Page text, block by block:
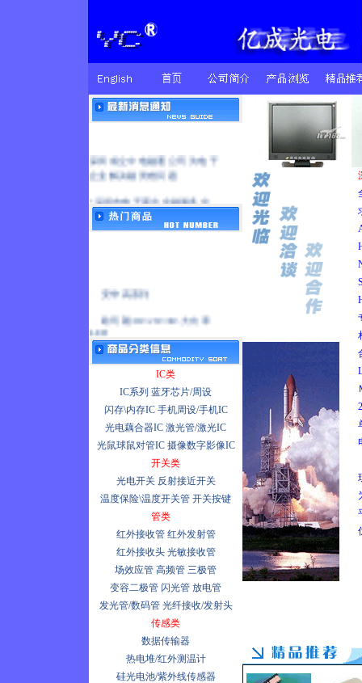
深圳成立中电融通公司 为电子
企业解决融资难问题
“深圳市电子商会金融服务中
心”正式成立
环境光传感器_光电探测器_光学
应元件
亿成电子推出激光测距仪上的激
光系列
405nm紫光激光二极管激光器/蓝
紫光激光笔
亿成电子供应耳温计/耳温枪/体
温计/体温枪/传感器
亿成电子供应一次性血氧探头
安华高系列
欧司朗/1W/2W/3W.大功率
LED
双波长 血氧传感器
PIN-DSIn-TEC 400nm-1800nm
热电堆系列TPS535/TPS434
75W激光二极 SPL PL90_XX
压力传感器/MPXM2102A
Price
气体传感器
蓝牙系列MT0750/MT0760/
BC215/CX72303
ADSST-MEL322
OV5610/OV3610 OV2610 300
万像素现货特价
IC类
IC系列 蓝牙芯片/周设
闪存\内存IC 手机周设/手机IC
光电藕合器IC 激光管/激光IC
光鼠球鼠对管IC 摄像数字影像IC
开关类
光电开关 反射接近开关
温度保险\温度开关管 开关按键
管类
红外接收管 红外发射管
红外接收头 光敏接收管
场效应管 高频管 三极管
变容二极管 闪光管 放电管
发光管/数码管 光纤接收/发射头
传感类
数据传输器
热电堆/红外测温计
硅光电池/紫外线传感器